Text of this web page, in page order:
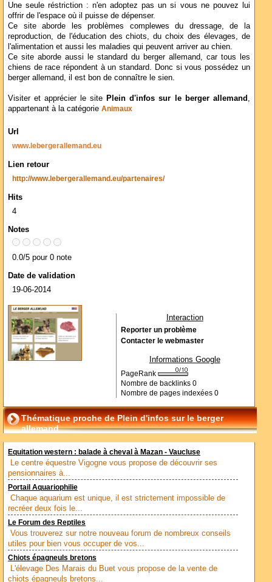
Une seule réstriction : n'en adoptez pas un si vous ne pouvez lui
offrir de l'espace où il puisse de dépenser.
Ce site aborde les problèmes complewes du dressage, de la
reproduction, de l'éducation des chiots, du choix des élevages, de
l'alimentation et aussi les maladies qui peuvent arriver au chien.
Ce site aborde aussi le standard du berger allemand, car tous les
chiens de race répondent à un standard. Donc si vous possédez un
berger allemand, il est bon de connaître le sien.
Visiter et apprécier le site Plein d'infos sur le berger allemand ,
appartenant à la catégorie Animaux
Url
www.lebergerallemand.eu
Lien retour
http://www.lebergerallemand.eu/partenaires/
Hits
4
Notes
0.0/5 pour 0 note
Date de validation
19-06-2014
Interaction
Reporter un problème
Contacter le webmaster
Informations Google
PageRank
Nombre de backlinks 0
Nombre de pages indexées 0
Thématique proche de Plein d'infos sur le berger
allemand
Equitation western : balade à cheval à Mazan - Vaucluse
Le centre équestre Vigogne vous propose de découvrir ses
pensionnaires à...
Portail Aquariophilie
Chaque aquarium est unique, il est strictement impossible de
recréer deux fois le...
Le Forum des Reptiles
Vous trouverez sur notre nouveau forum de nombreux conseils
utiles pour bien vous occuper de vos...
Chiots épagneuls bretons
L'élevage Des Marais du Buet vous propose de la vente de
chiots épagneuls bretons...